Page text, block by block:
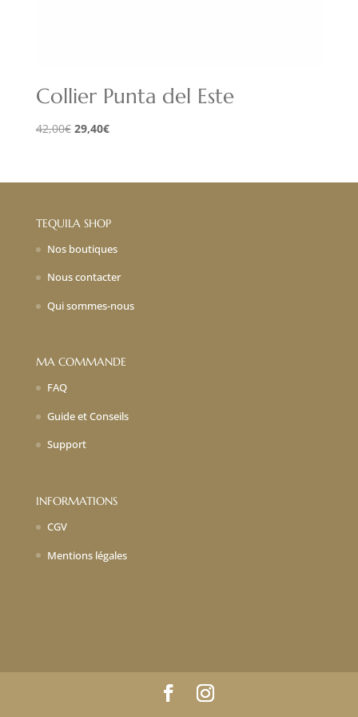
Collier Punta del Este
42,00€ Le
était :
29,40€Le
est :
TEQUILA SHOP
Nos boutiques
Nous contacter
Qui sommes-nous
MA COMMANDE
FAQ
Guide et Conseils
Support
INFORMATIONS
CGV
Mentions légales